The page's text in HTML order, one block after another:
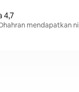
4,7
mendapatkan